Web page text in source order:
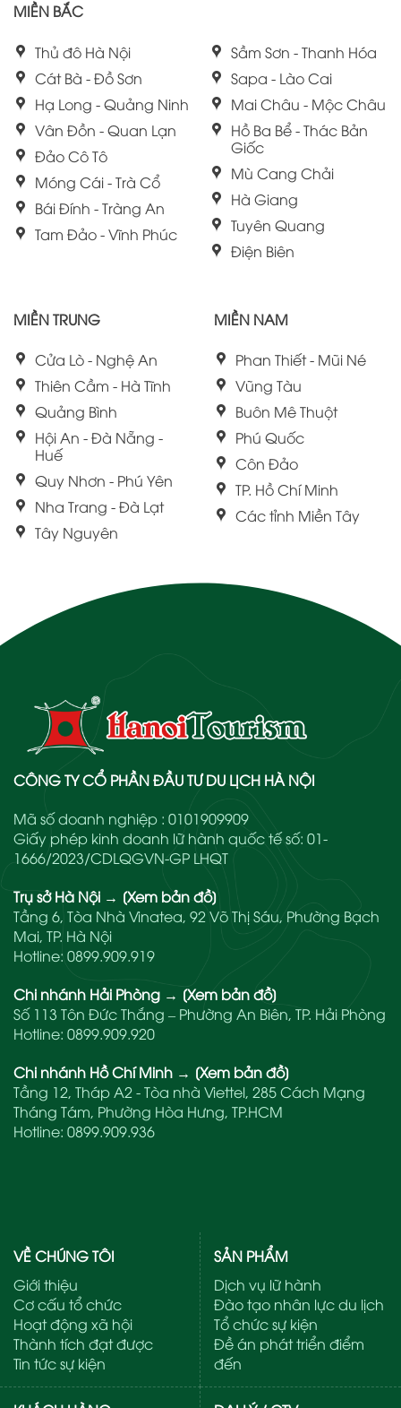
MIỀN BẮC
Thủ đô Hà Nội
Cát Bà - Đồ Sơn
Hạ Long - Quảng Ninh
Vân Đồn - Quan Lạn
Đảo Cô Tô
Móng Cái - Trà Cổ
Bái Đính - Tràng An
Tam Đảo - Vĩnh Phúc
Sầm Sơn - Thanh Hóa
Sapa - Lào Cai
Mai Châu - Mộc Châu
Hồ Ba Bể - Thác Bản
Giốc
Mù Cang Chải
Hà Giang
Tuyên Quang
Điện Biên
MIỀN TRUNG
Cửa Lò - Nghệ An
Thiên Cầm - Hà Tĩnh
Quảng Bình
Hội An - Đà Nẵng -
Huế
Quy Nhơn - Phú Yên
Nha Trang - Đà Lạt
Tây Nguyên
MIỀN NAM
Phan Thiết - Mũi Né
Vũng Tàu
Buôn Mê Thuột
Phú Quốc
Côn Đảo
TP. Hồ Chí Minh
Các tỉnh Miền Tây
CÔNG TY CỔ PHẦN ĐẦU TƯ DU LỊCH HÀ NỘI
Mã số doanh nghiệp : 0101909909
Giấy phép kinh doanh lữ hành quốc tế số: 01-
1666/2023/CDLQGVN-GP LHQT
Trụ sở Hà Nội → [Xem bản đồ]
Tầng 6, Tòa Nhà Vinatea, 92 Võ Thị Sáu, Phường Bạch
Mai, TP. Hà Nội
Hotline: 0899.909.919
Chi nhánh Hải Phòng → [Xem bản đồ]
Số 113 Tôn Đức Thắng – Phường An Biên, TP. Hải Phòng
Hotline: 0899.909.920
Chi nhánh Hồ Chí Minh → [Xem bản đồ]
Tầng 12, Tháp A2 - Tòa nhà Viettel, 285 Cách Mạng
Tháng Tám, Phường Hòa Hưng, TP.HCM
Hotline: 0899.909.936
VỀ CHÚNG TÔI
Giới thiệu
Cơ cấu tổ chức
Hoạt động xã hội
Thành tích đạt được
Tin tức sự kiện
SẢN PHẨM
Dịch vụ lữ hành
Đào tạo nhân lực du lịch
Tổ chức sự kiện
Đề án phát triển điểm
đến